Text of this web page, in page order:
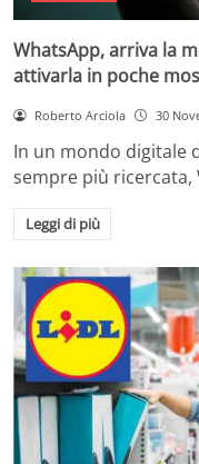
WhatsApp, arriva la
attivarla in poche
Roberto Arciola 30
In un mondo digitale
sempre più
Leggi di più